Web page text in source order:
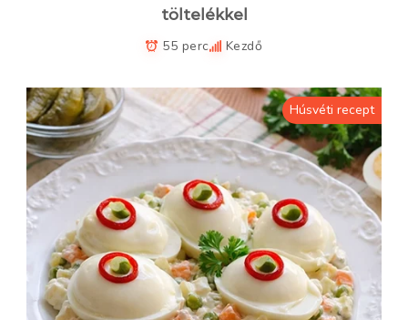
töltelékkel
55 perc Kezdő
Húsvéti recept